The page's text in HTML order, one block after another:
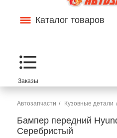
Каталог товаров
Автозапчасти Кузовные детали
Бампер передний
Серебристый